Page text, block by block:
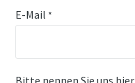
E-Mail *